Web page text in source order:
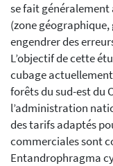
se fait généralement
(zone
engendrer des
L’objectif de cette
cubage
forêts du sud-est du
l’administration
des tarifs adaptés
commerciales sont
Entandrophragma